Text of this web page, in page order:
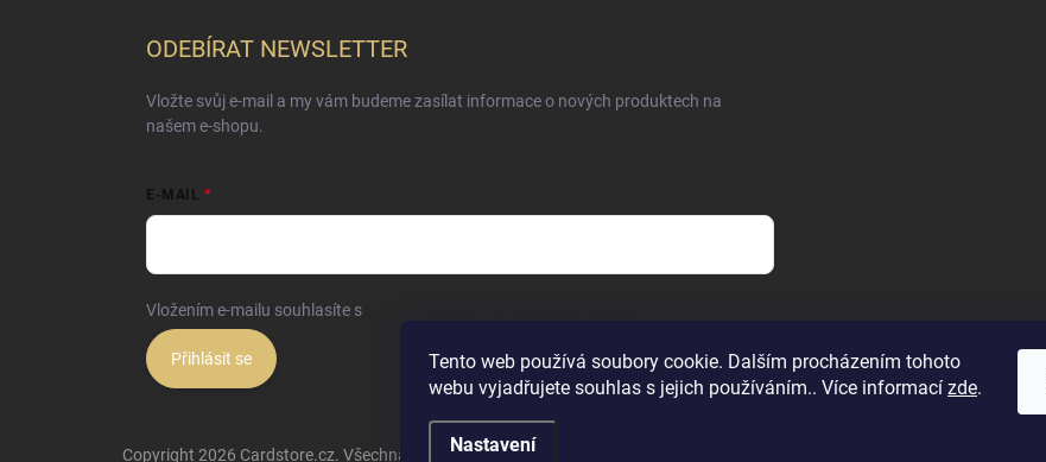
Tento web používá soubory cookie. Dalším procházením tohoto
webu vyjadřujete souhlas s jejich používáním.. Více informací zde.
Nastavení
ODEBÍRAT NEWSLETTER
Vložte svůj e-mail a my vám budeme zasílat informace o nových produktech na
našem e-shopu.
E-MAIL
Vložením e-mailu souhlasíte s
Přihlásit se
Copyright 2026 Cardstore.cz. Všechna práva vyhrazena.